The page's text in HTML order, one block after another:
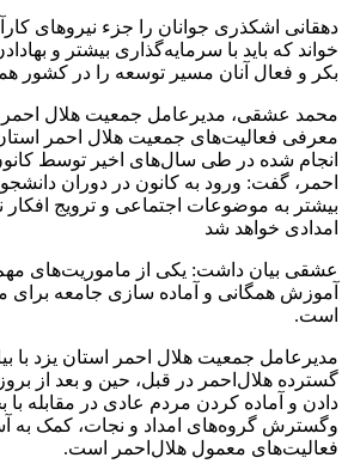
دهقانی اشکذری جوانان را جزء نیروهای
خواند که باید با سرمایه‌گذاری بیشتر و
بکر و فعال آنان مسیر توسعه را در کشور
محمد عشقی، مدیرعامل جمعیت هلال
معرفی فعالیت‌های جمعیت هلال احمر
انجام شده در طی سال‌های اخیر توسط
احمر، گفت: ورود به کانون در دوران
بیشتر به موضوعات اجتماعی و ترویج افکار
امدادی خواهد شد
عشقی بیان داشت: یکی از ماموریت‌های
آموزش همگانی و آماده سازی جامعه برای
است.
مدیرعامل جمعیت هلال احمر استان یزد با
گسترده هلال‌احمر در قبل، حین و بعد از
دادن و آماده کردن مردم عادی در مقابله با
وگسترش گروه‌های امداد و نجات، کمک به
فعالیت‌های معمول هلال‌احمر است.